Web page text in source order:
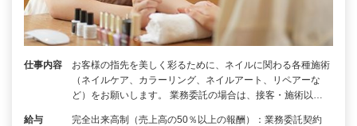
仕事内容
お客様の指先を美しく彩るために、ネイルに関わる各種施術
（ネイルケア、カラーリング、ネイルアート、リペアーな
ど）をお願いします。 業務委託の場合は、接客・施術以…
給与
完全出来高制（売上高の50％以上の報酬）：業務委託契約